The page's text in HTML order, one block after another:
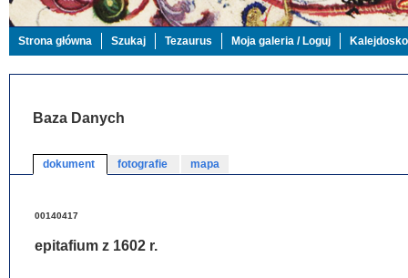
Strona główna Szukaj Tezaurus Moja galeria / Loguj
Baza Danych
dokument fotografie mapa
00140417
epitafium z 1602 r.